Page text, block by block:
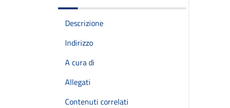
Descrizione
Indirizzo
A cura di
Allegati
Contenuti correlati